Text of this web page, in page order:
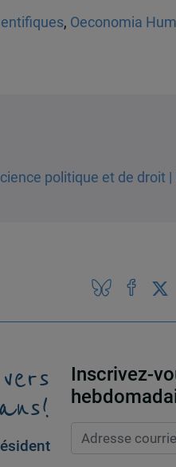
, Oeconomia
Inscrivez-